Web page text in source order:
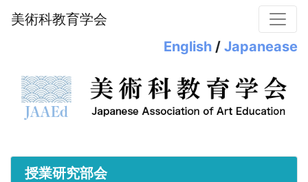
美術科教育学会
English / Japanease
授業研究部会